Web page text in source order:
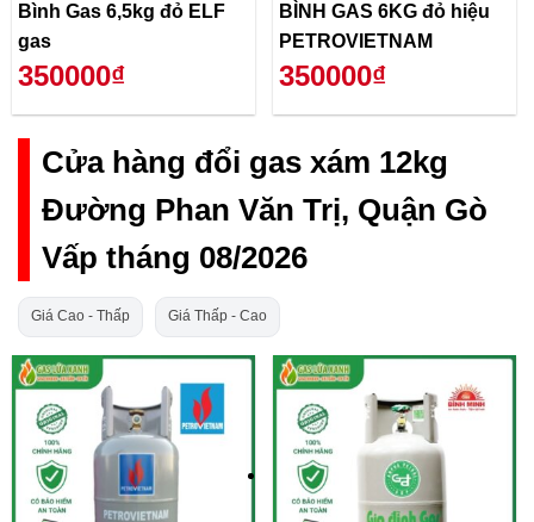
Bình Gas 6,5kg đỏ ELF
gas
350000₫
BÌNH GAS 6KG đỏ hiệu
PETROVIETNAM
350000₫
Cửa hàng đổi gas xám 12kg
Đường Phan Văn Trị, Quận Gò
Vấp tháng 08/2026
Giá Cao - Thấp Giá Thấp - Cao